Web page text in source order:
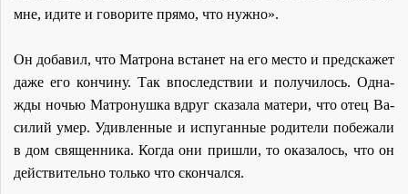
мне, иди­те и го­во­ри­те пря­мо, что нуж­но».
Он до­ба­вил, что Мат­ро­на встанет на его ме­сто и пред­ска­жет
да­же его кон­чи­ну. Так впо­след­ствии и по­лу­чи­лось. Од­на­
жды но­чью Мат­ро­нуш­ка вдруг ска­за­ла ма­те­ри, что отец Ва­
си­лий умер. Удив­лен­ные и ис­пу­ган­ные ро­ди­те­ли по­бе­жа­ли
в дом свя­щен­ни­ка. Ко­гда они при­шли, то ока­за­лось, что он
дей­стви­тель­но толь­ко что скон­чал­ся.